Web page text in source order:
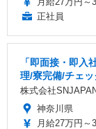
正社員
「即面接・即入
理/寮完備/チェ
株式会社
神奈川県
月給27万円～